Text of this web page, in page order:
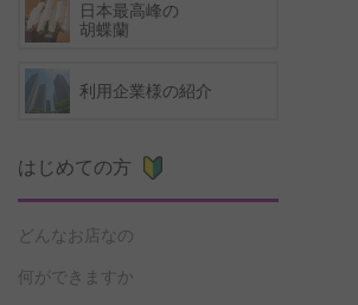
日本最高峰の
胡蝶蘭
利用企業様の紹介
はじめての方
どんなお店なの
何ができますか